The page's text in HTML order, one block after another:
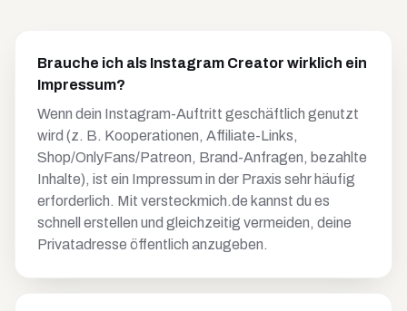
Brauche ich als Instagram Creator wirklich ein
Impressum?
Wenn dein Instagram-Auftritt geschäftlich genutzt
wird (z. B. Kooperationen, Affiliate-Links,
Shop/OnlyFans/Patreon, Brand-Anfragen, bezahlte
Inhalte), ist ein Impressum in der Praxis sehr häufig
erforderlich. Mit versteckmich.de kannst du es
schnell erstellen und gleichzeitig vermeiden, deine
Privatadresse öffentlich anzugeben.